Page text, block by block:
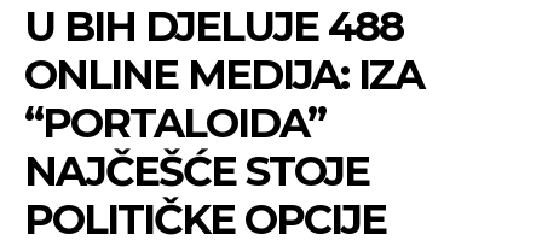
U BIH DJELUJE 488
ONLINE MEDIJA: IZA
“PORTALOIDA”
NAJČEŠĆE STOJE
POLITIČKE OPCIJE